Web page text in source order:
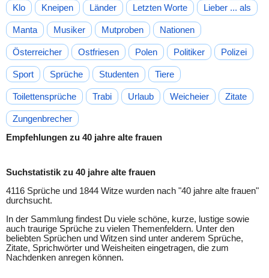
Klo Kneipen Länder Letzten Worte Lieber ... als
Manta Musiker Mutproben Nationen
Österreicher Ostfriesen Polen Politiker Polizei
Sport Sprüche Studenten Tiere
Toilettensprüche Trabi Urlaub Weicheier Zitate
Zungenbrecher
Empfehlungen zu 40 jahre alte frauen
Suchstatistik zu 40 jahre alte frauen
4116 Sprüche und 1844 Witze wurden nach "40 jahre alte frauen"
durchsucht.
In der Sammlung findest Du viele schöne, kurze, lustige sowie
auch traurige Sprüche zu vielen Themenfeldern. Unter den
beliebten Sprüchen und Witzen sind unter anderem Sprüche,
Zitate, Sprichwörter und Weisheiten eingetragen, die zum
Nachdenken anregen können.